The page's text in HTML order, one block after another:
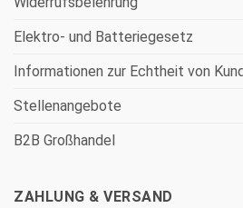
Elektro- und Batteriegesetz
Informationen zur Echtheit von
Stellenangebote
B2B Großhandel
ZAHLUNG & VERSAND